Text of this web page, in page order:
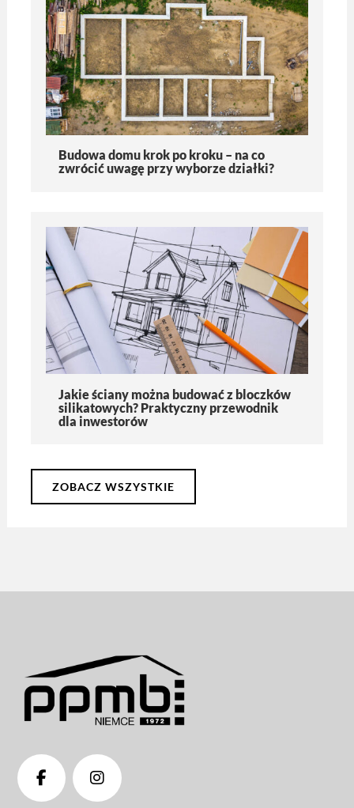
Budowa domu krok po kroku – na co
zwrócić uwagę przy wyborze działki?
Jakie ściany można budować z bloczków
silikatowych? Praktyczny przewodnik
dla inwestorów
ZOBACZ WSZYSTKIE